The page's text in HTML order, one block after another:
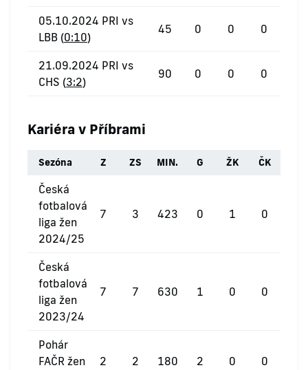
05.10.2024 PRI vs
LBB (0:10)
45 0 0 0
21.09.2024 PRI vs
CHS (3:2)
90 0 0 0
Kariéra v Příbrami
Sezóna Z ZS MIN. G ŽK ČK
Česká
fotbalová
liga žen
2024/25
7 3 423 0 1 0
Česká
fotbalová
liga žen
2023/24
7 7 630 1 0 0
Pohár
FAČR žen
2 2 180 2 0 0